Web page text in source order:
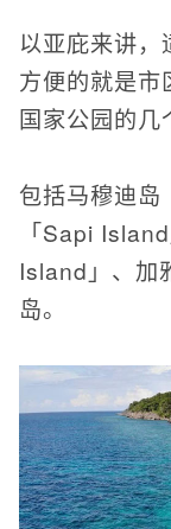
以亚庇来讲
方便的就是市
国家公园的几
包括马穆迪
「Sapi
Island」、加
岛。